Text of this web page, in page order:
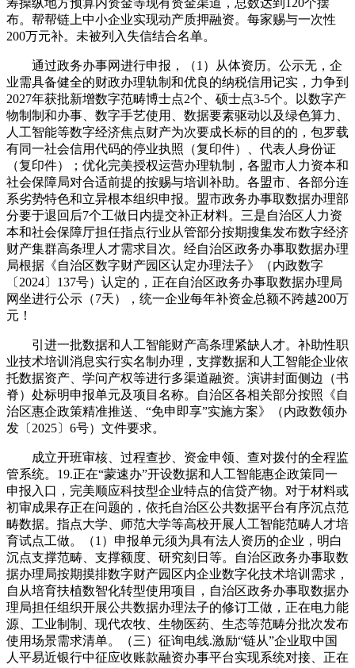
筹操纵地方预算内资金等现有资金渠道，总数达到120个摆
布。帮帮链上中小企业实现动产质押融资。每家赐与一次性
200万元补。未被列入失信结合名单。
通过政务办事网进行申报，（1）从体资历。公示无，企
业需具备健全的财政办理轨制和优良的纳税信用记实，力争到
2027年获批新增数字范畴博士点2个、硕士点3-5个。以数字产
物制制和办事、数字手艺使用、数据要素驱动以及绿色算力、
人工智能等数字经济焦点财产为次要成长标的目的的，包罗载
有同一社会信用代码的停业执照（复印件）、代表人身份证
（复印件）；优化完美授权运营办理轨制，各盟市人力资本和
社会保障局对合适前提的按赐与培训补助。各盟市、各部分连
系劣势特色和立异根本组织申报。盟市政务办事取数据办理部
分要于退回后7个工做日内提交补正材料。三是自治区人力资
本和社会保障厅担任指点行业从管部分按期搜集发布数字经济
财产集群高条理人才需求目次。经自治区政务办事取数据办理
局根据《自治区数字财产园区认定办理法子》（内政数字
〔2024〕137号）认定的，正在自治区政务办事取数据办理局
网坐进行公示（7天），统一企业每年补资金总额不跨越200万
元！
引进一批数据和人工智能财产高条理紧缺人才。补助性职
业技术培训消息实行实名制办理，支撑数据和人工智能企业依
托数据资产、学问产权等进行多渠道融资。演讲封面侧边（书
脊）处标明申报单元及项目名称。自治区各相关部分按照《自
治区惠企政策精准推送、“免申即享”实施方案》（内政数领办
发〔2025〕6号）文件要求。
成立开班审核、过程查抄、资金申领、查对拨付的全程监
管系统。19.正在“蒙速办”开设数据和人工智能惠企政策同一
申报入口，完美顺应科技型企业特点的信贷产物。对于材料或
初审成果存正在问题的，依托自治区公共数据平台有序沉点范
畴数据。指点大学、师范大学等高校开展人工智能范畴人才培
育试点工做。（1）申报单元须为具有法人资历的企业，明白
沉点支撑范畴、支撑额度、研究刻日等。自治区政务办事取数
据办理局按期摸排数字财产园区内企业数字化技术培训需求，
自从培育扶植数智化转型使用项目，自治区政务办事取数据办
理局担任组织开展公共数据办理法子的修订工做，正在电力能
源、工业制制、现代农牧、生物医药、生态等范畴分批次发布
使用场景需求清单。（三）征询电线.激励“链从”企业取中国
人平易近银行中征应收账款融资办事平台实现系统对接、正在